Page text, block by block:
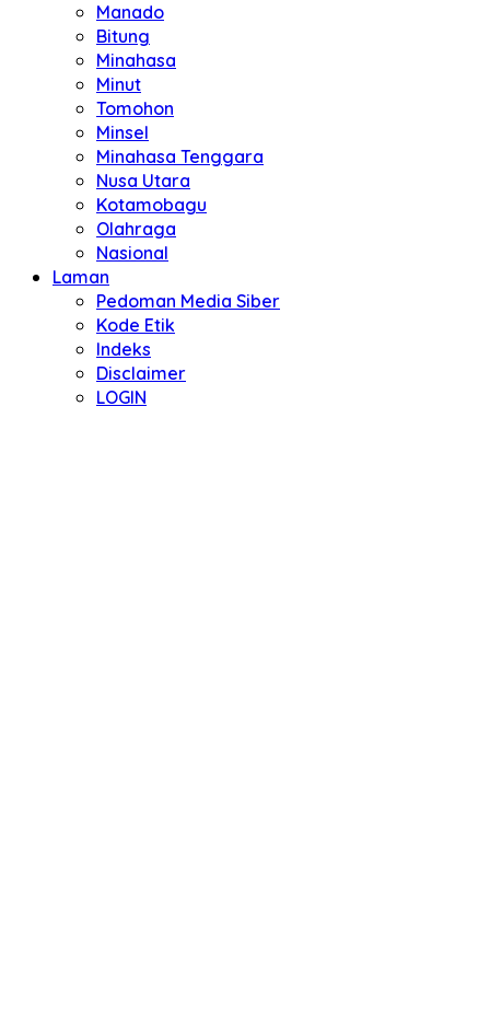
Manado
Bitung
Minahasa
Minut
Tomohon
Minsel
Minahasa Tenggara
Nusa Utara
Kotamobagu
Olahraga
Nasional
Laman
Pedoman Media Siber
Kode Etik
Indeks
Disclaimer
LOGIN